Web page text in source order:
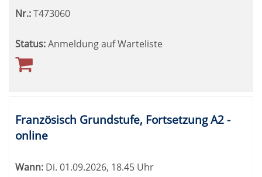
Nr.:T473060
Status:Anmeldung auf Warteliste
Französisch Grundstufe, Fortsetzung A2 -
online
Wann: Di. 01.09.2026, 18.45 Uhr